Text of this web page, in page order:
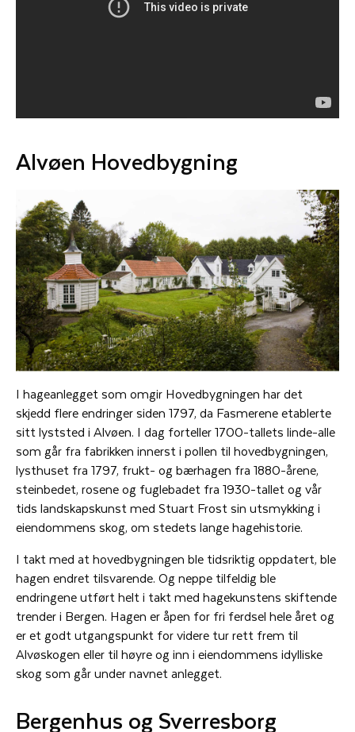
Alvøen Hovedbygning
I hageanlegget som omgir Hovedbygningen har det
skjedd flere endringer siden 1797, da Fasmerene etablerte
sitt lyststed i Alvøen. I dag forteller 1700-tallets linde-alle
som går fra fabrikken innerst i pollen til hovedbygningen,
lysthuset fra 1797, frukt- og bærhagen fra 1880-årene,
steinbedet, rosene og fuglebadet fra 1930-tallet og vår
tids landskapskunst med Stuart Frost sin utsmykking i
eiendommens skog, om stedets lange hagehistorie.
I takt med at hovedbygningen ble tidsriktig oppdatert, ble
hagen endret tilsvarende. Og neppe tilfeldig ble
endringene utført helt i takt med hagekunstens skiftende
trender i Bergen. Hagen er åpen for fri ferdsel hele året og
er et godt utgangspunkt for videre tur rett frem til
Alvøskogen eller til høyre og inn i eiendommens idylliske
skog som går under navnet anlegget.
Bergenhus og Sverresborg